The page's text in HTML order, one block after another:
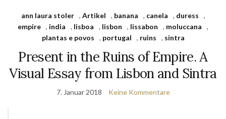
ann laura stoler , Artikel , banana , canela , duress
,
empire , india , lisboa , lisbon , lissabon , moluccana
,
plantas e povos
, portugal , ruins , sintra
Present in the Ruins of Empire. A
Visual Essay from Lisbon and Sintra
7. Januar 2018 Keine Kommentare